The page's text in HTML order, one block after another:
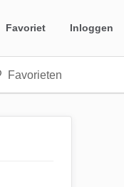
Favoriet Inloggen
Favorieten